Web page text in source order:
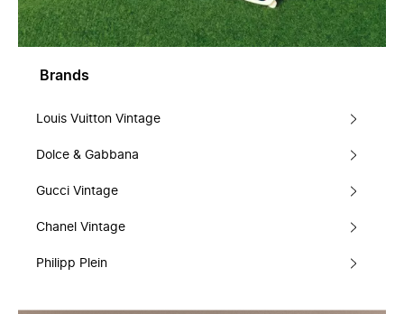
Brands
Louis Vuitton Vintage
Dolce & Gabbana
Gucci Vintage
Chanel Vintage
Philipp Plein